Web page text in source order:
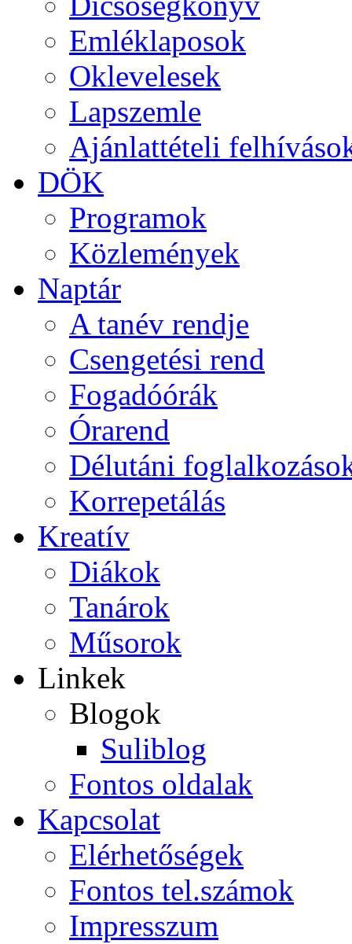
Emléklaposok
Oklevelesek
Lapszemle
Ajánlattételi
DÖK
Programok
Közlemények
Naptár
A tanév rendje
Csengetési rend
Fogadóórák
Órarend
Délutáni
Korrepetálás
Kreatív
Diákok
Tanárok
Műsorok
Linkek
Blogok
Suliblog
Fontos oldalak
Kapcsolat
Elérhetőségek
Fontos tel.számok
Impresszum